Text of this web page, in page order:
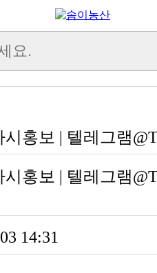
시홍보 | 텔레그램
시홍보 | 텔레그램
14:31